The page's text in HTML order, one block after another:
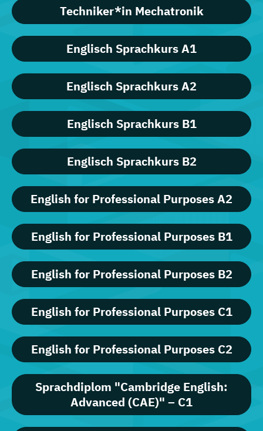
Techniker*in Mechatronik
Englisch Sprachkurs A1
Englisch Sprachkurs A2
Englisch Sprachkurs B1
Englisch Sprachkurs B2
English for Professional Purposes A2
English for Professional Purposes B1
English for Professional Purposes B2
English for Professional Purposes C1
English for Professional Purposes C2
Sprachdiplom "Cambridge English:
Advanced (CAE)" – C1